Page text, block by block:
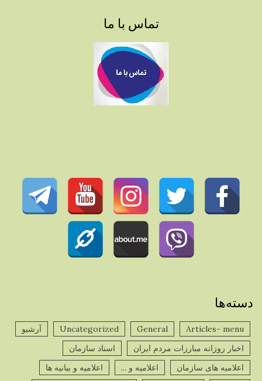
تماس با ما
دسته‌ها
Articles- menu
General
Uncategorized
آرشیو
اخبار روزانه مبارزات مردم ایران
اسناد سازمان
اعلامیه های سازمان
اعلامیه و ...
اعلامیه و بیانیه ها